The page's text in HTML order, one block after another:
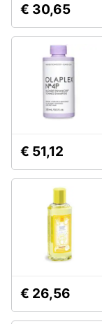
€ 30,65
€ 51,12
€ 26,56